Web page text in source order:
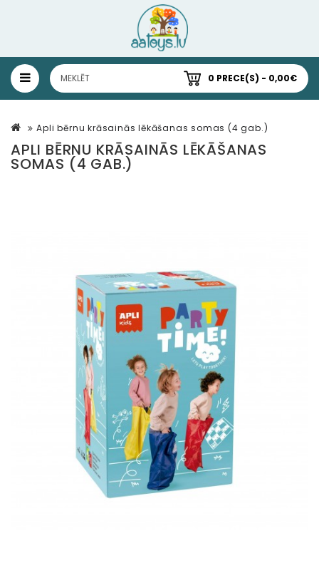
0 PRECE(S) - 0,00€
Apli bērnu krāsainās lēkāšanas somas (4 gab.)
APLI BĒRNU KRĀSAINĀS LĒKĀŠANAS
SOMAS (4 GAB.)